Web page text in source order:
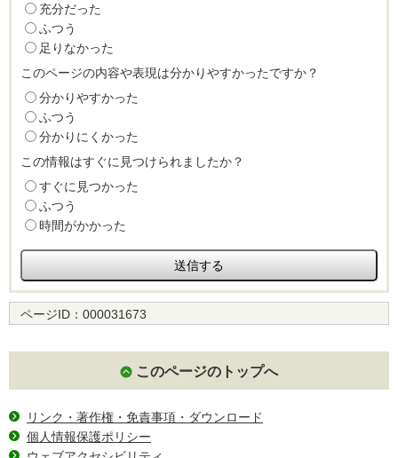
充分だった
ふつう
足りなかった
このページの内容や表現は分かりやすかったですか？
分かりやすかった
ふつう
分かりにくかった
この情報はすぐに見つけられましたか？
すぐに見つかった
ふつう
時間がかかった
ページID： 000031673
このページのトップへ
リンク・著作権・免責事項・ダウンロード
個人情報保護ポリシー